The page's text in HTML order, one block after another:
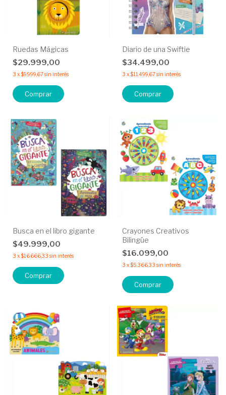
Ruedas Mágicas
$29.999,00
3 x$9.999,67sin interés
Comprar
Diario de una Swiftie
$34.499,00
3 x$11.499,67sin interés
Busca en el libro gigante
$49.999,00
3 x$16.666,33 sin interés
Comprar
Crayones Creativos
Bilingüe
$16.099,00
3 x$5.366,33 sin interés
Comprar